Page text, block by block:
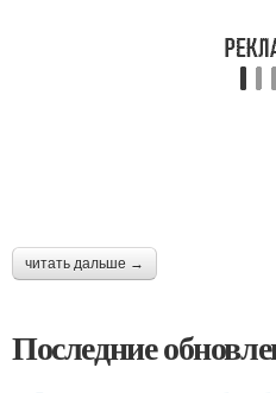
читать дальше →
Последние